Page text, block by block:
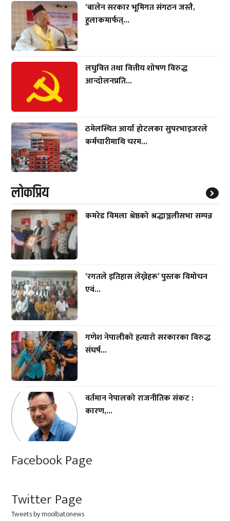
‘बालेन सरकार भूमिगत संगठन जस्तै,
हुलाकमार्फत्...
लघुवित्त तथा वित्तीय शोषण विरुद्ध
आन्दोलनप्रति...
ठमेलस्थित आर्या होटलका सुपरभाइजरले
कर्मचारीमाथि चरम...
लाेकप्रिय
कमरेड विमला श्रेष्ठको श्रद्धाञ्जलीसभा सम्पन्न
‘रगतले इतिहास लेख्नेहरू’ पुस्तक विमोचन
एवं...
गणेश नेपालीको हत्यारो सरकारका विरुद्ध
संघर्ष...
वर्तमान नेपालको राजनीतिक संकट :
कारण,...
Facebook Page
Twitter Page
Tweets by moolbatonews